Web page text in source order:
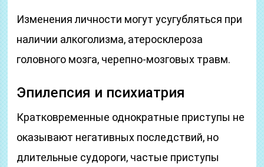
Изменения личности могут усугубляться при
наличии алкоголизма, атеросклероза
головного мозга, черепно-мозговых травм.
Эпилепсия и психиатрия
Кратковременные однократные приступы не
оказывают негативных последствий, но
длительные судороги, частые приступы